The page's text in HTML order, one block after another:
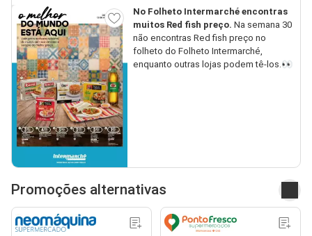
No Folheto Intermarché encontras
muitos Red fish preço. Na semana 30
não encontras Red fish preço no
folheto do Folheto Intermarché,
enquanto outras lojas podem tê-los.👀
Promoções alternativas